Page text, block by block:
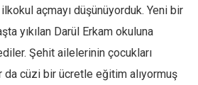
açmayı düşünüyorduk. Yeni bir
yıkılan Darül Erkam okuluna
Şehit ailelerinin çocukları
da cüzi bir ücretle eğitim alıyormuş